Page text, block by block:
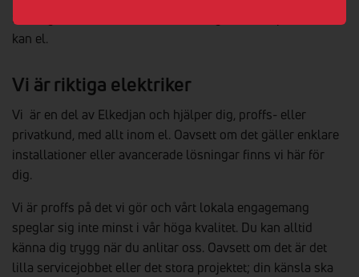
Så länge det handlar om el kan vi säga att vi är proffs. Vi
kan el.
Vi är riktiga elektriker
Vi är en del av Elkedjan och hjälper dig, proffs- eller
privatkund, med allt inom el. Oavsett om det gäller enklare
installationer eller avancerade lösningar finns vi här för
dig.
Vi är proffs på det vi gör och vårt lokala engagemang
speglar sig inte minst i vår höga kvalitet. Du kan alltid
känna dig trygg när du anlitar oss. Oavsett om det är det
lilla servicejobbet eller det stora projektet; din känsla ska